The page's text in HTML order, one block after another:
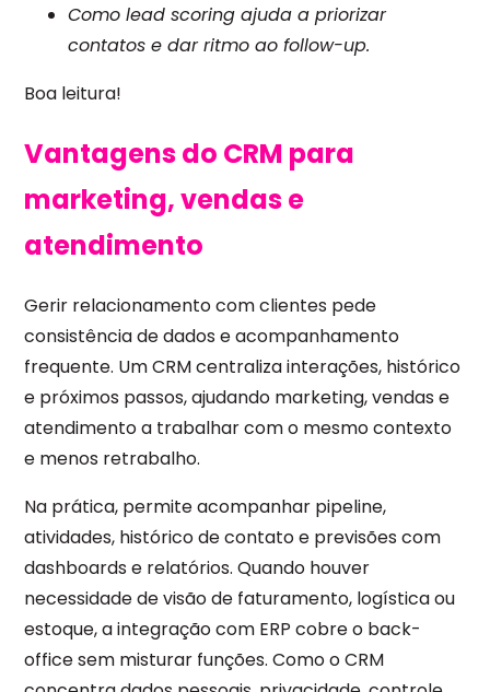
Como lead scoring ajuda a priorizar
contatos e dar ritmo ao follow-up.
Boa leitura!
Vantagens do CRM para
marketing, vendas e
atendimento
Gerir relacionamento com clientes pede
consistência de dados e acompanhamento
frequente. Um CRM centraliza interações, histórico
e próximos passos, ajudando marketing, vendas e
atendimento a trabalhar com o mesmo contexto
e menos retrabalho.
Na prática, permite acompanhar pipeline,
atividades, histórico de contato e previsões com
dashboards e relatórios. Quando houver
necessidade de visão de faturamento, logística ou
estoque, a integração com ERP cobre o back-
office sem misturar funções. Como o CRM